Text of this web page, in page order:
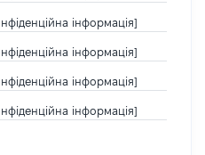
інформація]
інформація]
інформація]
інформація]